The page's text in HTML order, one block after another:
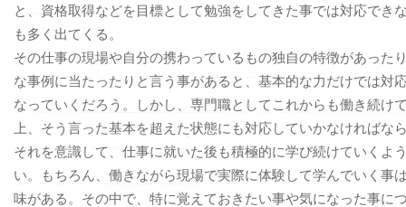
と、資格取得などを目標として勉強をしてきた事では対応でき
も多く出てくる。
その仕事の現場や自分の携わっているもの独自の特徴があった
な事例に当たったりと言う事があると、基本的な力だけでは対
なっていくだろう。しかし、専門職としてこれからも働き続け
上、そう言った基本を超えた状態にも対応していかなければな
それを意識して、仕事に就いた後も積極的に学び続けていくよ
い。もちろん、働きながら現場で実際に体験して学んでいく事
味がある。その中で、特に覚えておきたい事や気になった事に